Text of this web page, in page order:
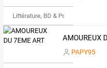
Littérature, BD & Poésie
PAPY95